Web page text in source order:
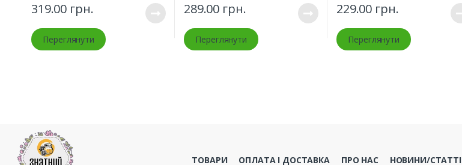
319.00 грн.
Переглянути
289.00 грн.
Переглянути
229.00 грн.
Переглянути
ТОВАРИ ОПЛАТА І ДОСТАВКА ПРО НАС НОВИНИ/СТАТТІ